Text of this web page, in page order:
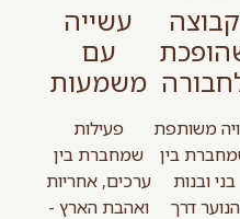
בין
עשייה
משמעות
פעילות
שמחברת בין
ערכים, אחריות
ואהבת הארץ -